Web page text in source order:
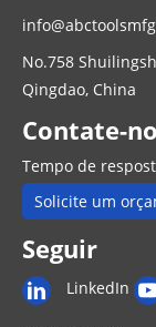
No.758
Qingdao, China
Contate-
Tempo de
Solicite um
Seguir
LinkedIn